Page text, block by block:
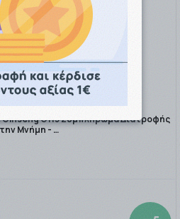
G115 Συμπλήρωμα Διατροφής
Μνήμη - …